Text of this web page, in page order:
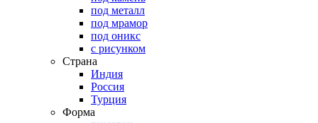
под металл
под мрамор
под оникс
с рисунком
Страна
Индия
Россия
Турция
Форма